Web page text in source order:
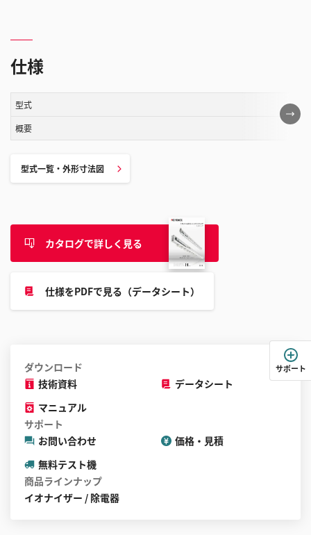
仕様
こ
の
で
き
ま
型式
概要
型式一覧・外形寸法図
カタログで詳しく見る
仕様をPDFで見る（データシート）
ダウンロード
技術資料
データシート
マニュアル
サポート
お問い合わせ
価格・見積
無料テスト機
商品ラインナップ
イオナイザー / 除電器
サポート